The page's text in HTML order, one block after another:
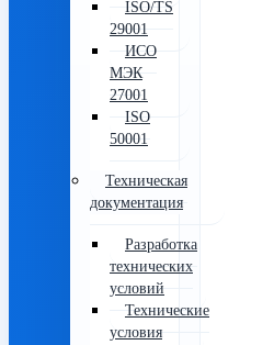
ISO/TS
29001
ИСО
МЭК
27001
ISO
50001
Техническая
документация
Разработка
технических
условий
Технические
условия